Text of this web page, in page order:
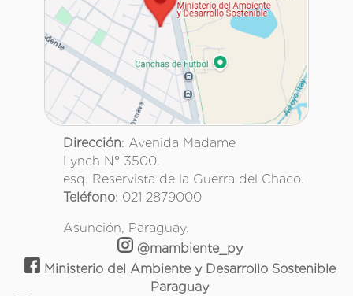
Dirección: Avenida Madame
Lynch N° 3500.
esq. Reservista de la Guerra del Chaco.
Teléfono: 021 2879000
Asunción, Paraguay.
@mambiente_py
Ministerio del Ambiente y Desarrollo Sostenible
Paraguay